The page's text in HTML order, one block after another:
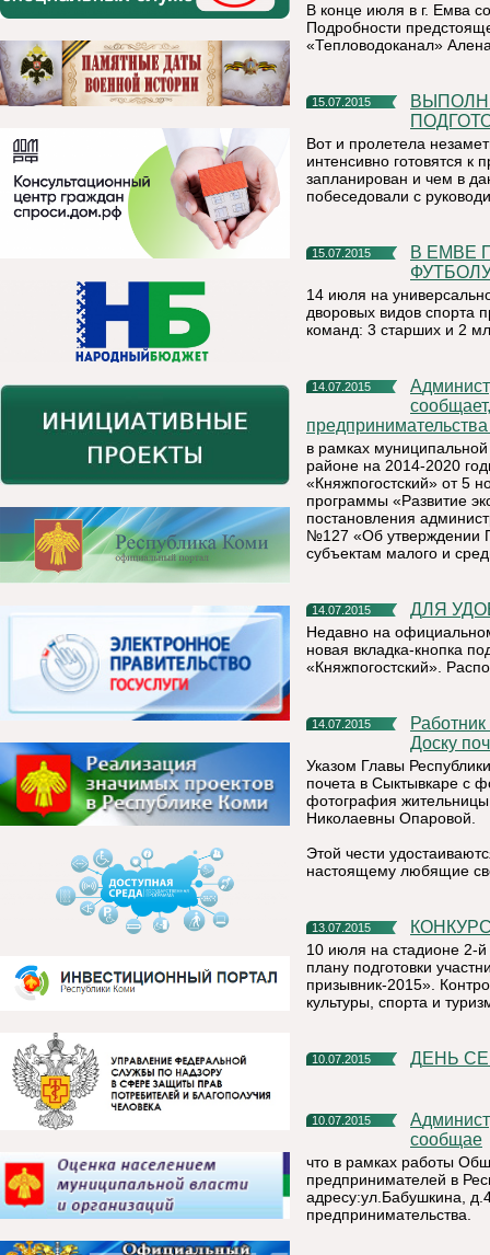
В конце июля в г. Емва
Подробности
«Тепловодоканал»
15.07.2015
ВЫПОЛНИТЬ МАСШТАБНЫЙ ОБЪЕМ РАБОТ ПО
Вот и пролетела
интенсивно готовятся
запланирован и чем в
побеседовали с
15.07.2015
В ЕМВЕ ПРОШЛИ СОРЕВНОВАНИЯ ПО ДВОРОВОМУ
14 июля на
дворовых видов спорта
команд: 3 старших и 2
14.07.2015
Администрация муниципального района «Княжпогостский»
в рамках
районе на 2014-2020
«Княжпогостский» от 5
программы «Развитие
постановления
№127 «Об утверждении
субъектам малого и
14.07.2015 ДЛЯ
Недавно на
новая вкладка-кнопка
«Княжпогостский».
14.07.2015
Работник ООО «Плитный мир» Тамара Опарова попала на
Доску
Указом Главы
почета в Сыктывкаре с
фотография
Николаевны Опаровой.
Этой чести
настоящему любящие
13.07.2015
10 июля на стадионе 2-й
плану подготовки
призывник-2015».
культуры, спорта и
10.07.2015 ДЕНЬ
10.07.2015
Администрация муниципального района «Княжпогостский»
сообщае
что в рамках работы
предпринимателей в
адресу:ул.Бабушкина,
предпринимательства.